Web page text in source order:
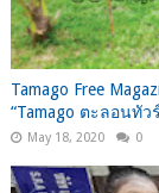
Tamago Free
“Tamago ตะลอนทัว
May 18, 2020 0